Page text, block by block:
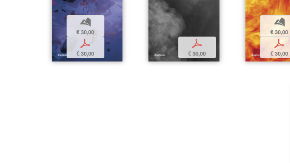
b
€ 30,00
p
€ 30,00
p
€ 30,00
b
€ 30,00
p
€ 30,00